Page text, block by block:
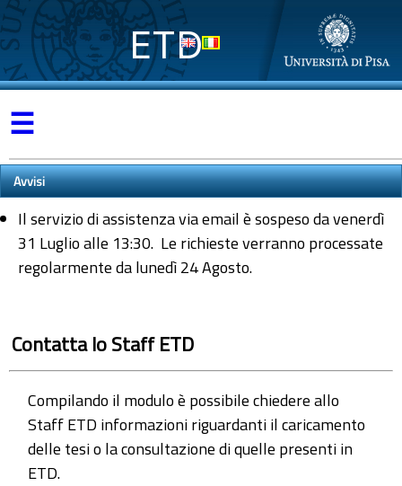
ETD
☰
Avvisi
Il servizio di assistenza via email è sospeso da venerdì
31 Luglio alle 13:30. Le richieste verranno processate
regolarmente da lunedì 24 Agosto.
Contatta lo Staff ETD
Compilando il modulo è possibile chiedere allo
Staff ETD informazioni riguardanti il caricamento
delle tesi o la consultazione di quelle presenti in
ETD.